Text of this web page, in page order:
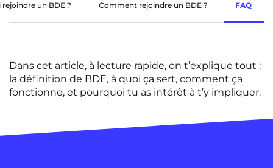
Toulouse NEW! Tours
Valenciennes Vichy
un BDE ? Comment rejoindre un BDE ? FAQ
Dans cet article, à lecture rapide, on t’explique tout :
la définition de BDE, à quoi ça sert, comment ça
fonctionne, et pourquoi tu as intérêt à t’y impliquer.